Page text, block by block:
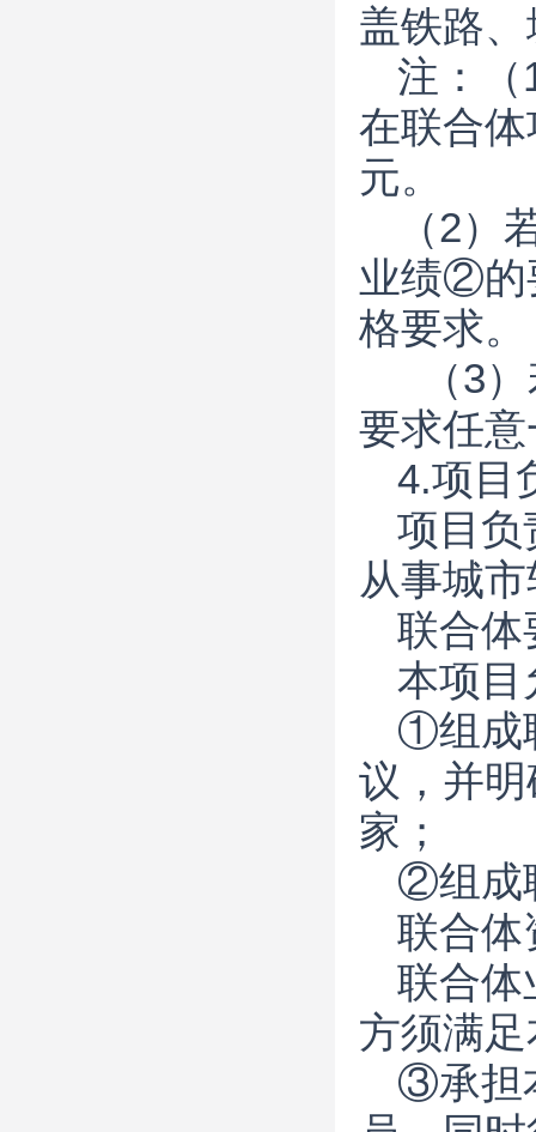
盖铁路
注：（
在联合
元。
（2
业绩②的
格要求。
（3
要求任
4.项目
项目负
从事城
联合体
本项目
①组成
议，并
家；
②组成
联合体
联合体
方须满
③承担